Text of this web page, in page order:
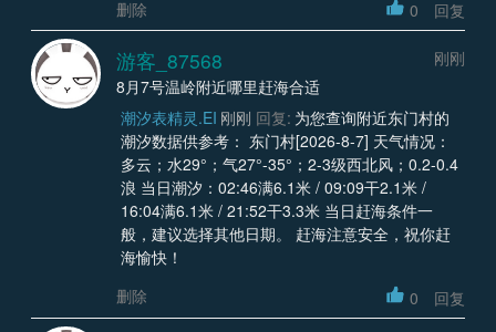
删除
0 回复
游客_87568
刚刚
8月7号温岭附近哪里赶海合适
潮汐表精灵.EI 刚刚 回复: 为您查询附近东门村的
潮汐数据供参考： 东门村[2026-8-7] 天气情况：
多云；水29°；气27°-35°；2-3级西北风；0.2-0.4
浪 当日潮汐：02:46满6.1米 / 09:09干2.1米 /
16:04满6.1米 / 21:52干3.3米 当日赶海条件一
般，建议选择其他日期。 赶海注意安全，祝你赶
海愉快！
删除
0 回复